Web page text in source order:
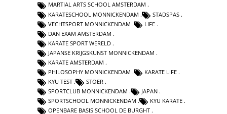
MARTIAL ARTS SCHOOL AMSTERDAM
KARATESCHOOL MONNICKENDAM
STADSPAS
VECHTSPORT MONNICKENDAM
LIFE
DAN EXAM AMSTERDAM
KARATE SPORT WERELD
JAPANSE KRIJGSKUNST MONNICKENDAM
KARATE AMSTERDAM
PHILOSOPHY MONNICKENDAM
KARATE LIFE
KYU TEST
STOER
SPORTCLUB MONNICKENDAM
JAPAN
SPORTSCHOOL MONNICKENDAM
KYU KARATE
OPENBARE BASIS SCHOOL DE BURGHT